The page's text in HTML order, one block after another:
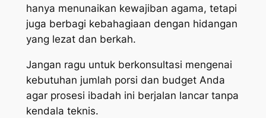
hanya menunaikan kewajiban agama, tetapi
juga berbagi kebahagiaan dengan hidangan
yang lezat dan berkah.
Jangan ragu untuk berkonsultasi mengenai
kebutuhan jumlah porsi dan budget Anda
agar prosesi ibadah ini berjalan lancar tanpa
kendala teknis.